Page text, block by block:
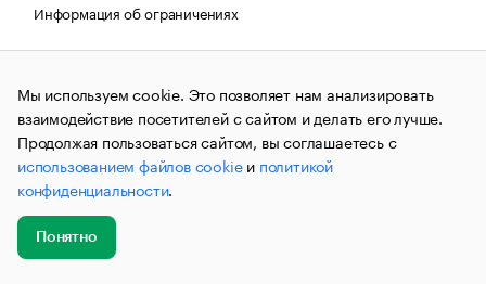
Информация об ограничениях
Правовая информация
О соблюдении авторских прав
© АО «РОСБИЗНЕСКОНСАЛТИНГ»,1995–2026.Сообщения
и материалы информационного агентства «РБК»
(зарегистрировано Федеральной службой по надзору в сфере
связи, информационных технологий и массовых
коммуникаций (Роскомнадзор) 09.12.2015 за номером ИА
№ФС77-63848) сопровождаются пометкой «РБК». Отдельные
публикации могут содержать информацию,
не предназначенную для пользователей
до 18 лет.
Мы используем cookie. Это позволяет нам анализировать
взаимодействие посетителей с сайтом и делать его лучше.
Продолжая пользоваться сайтом, вы соглашаетесь с
использованием файлов cookieи политикой
конфиденциальности.
Понятно